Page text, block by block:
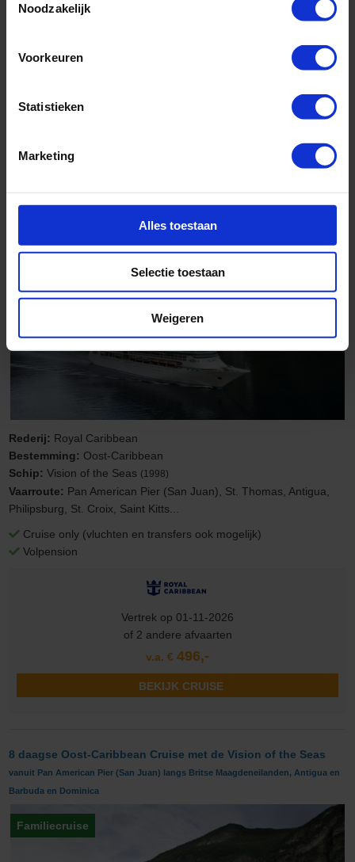
Noodzakelijk
Voorkeuren
Statistieken
Marketing
Alles toestaan
Selectie toestaan
Weigeren
8 daagse Oost-Caribbean Cruise met de Vision of the Seas
vanuit Pan American Pier (San Juan) langs Amerikaanse Maagdeneilanden,
Rederij: Royal Caribbean
Bestemming: Oost-Caribbean
Schip:Vision of the Seas (1998)
Vaarroute: Pan American Pier (San Juan), St. Thomas, Antigua,
Philipsburg, St. Croix, Saint Kitts...
Cruise only (vluchten en transfers ook mogelijk)
Volpension
Vertrek op 01-11-2026
of 2 andere afvaarten
v.a. € 496,-
BEKIJK CRUISE
8 daagse Oost-Caribbean Cruise met de Vision of the Seas
vanuit Pan American Pier (San Juan) langs Britse Maagdeneilanden, Antigua en
Barbuda en Dominica
Familiecruise